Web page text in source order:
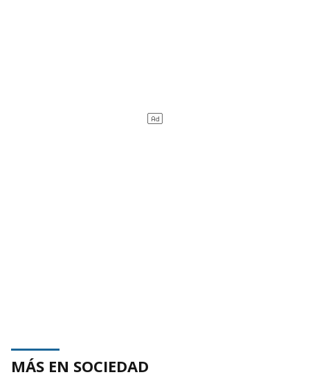
MÁS EN SOCIEDAD